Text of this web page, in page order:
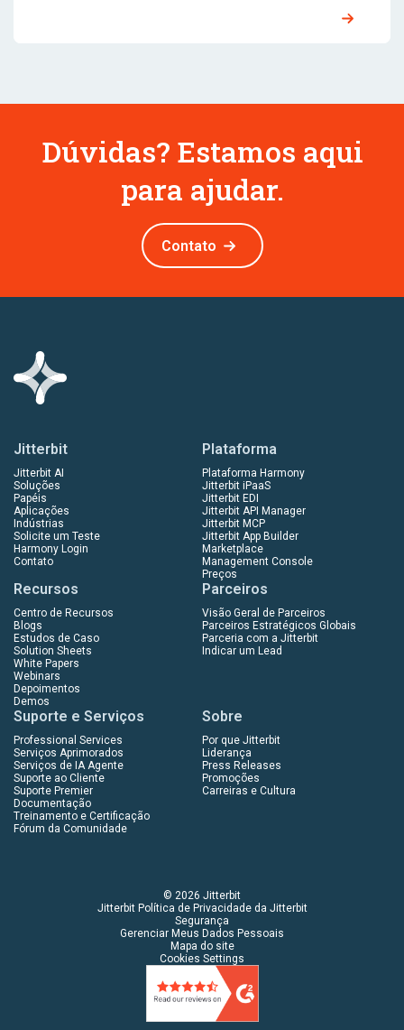
Dúvidas? Estamos aqui
para ajudar.
Contato
Jitterbit
Jitterbit AI
Soluções
Papéis
Aplicações
Indústrias
Solicite um Teste
Harmony Login
Contato
Plataforma
Plataforma Harmony
Jitterbit iPaaS
Jitterbit EDI
Jitterbit API Manager
Jitterbit MCP
Jitterbit App Builder
Marketplace
Management Console
Preços
Recursos
Centro de Recursos
Blogs
Estudos de Caso
Solution Sheets
White Papers
Webinars
Depoimentos
Demos
Parceiros
Visão Geral de Parceiros
Parceiros Estratégicos Globais
Parceria com a Jitterbit
Indicar um Lead
Suporte e Serviços
Professional Services
Serviços Aprimorados
Serviços de IA Agente
Suporte ao Cliente
Suporte Premier
Documentação
Treinamento e Certificação
Fórum da Comunidade
Sobre
Por que Jitterbit
Liderança
Press Releases
Promoções
Carreiras e Cultura
© 2026 Jitterbit
Jitterbit Política de Privacidade da Jitterbit
Segurança
Gerenciar Meus Dados Pessoais
Mapa do site
Cookies Settings